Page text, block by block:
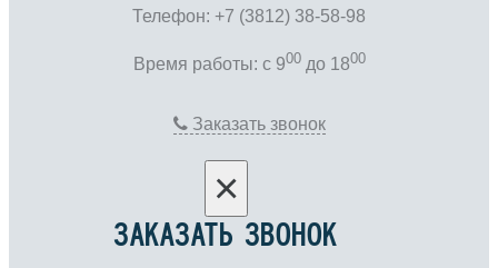
Телефон: +7 (3812) 38-58-98
Время работы: c 900до 1800
Заказать звонок
×
ЗАКАЗАТЬ ЗВОНОК